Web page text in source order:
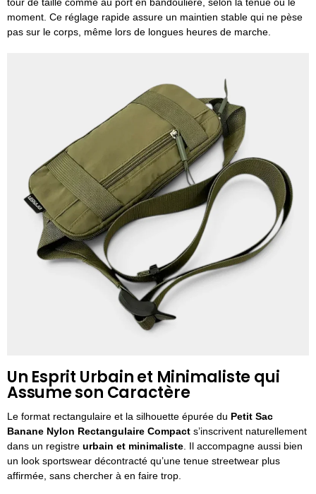
moment. Ce réglage rapide assure un maintien stable qui ne pèse
pas sur le corps, même lors de longues heures de marche.
Un Esprit Urbain et Minimaliste qui
Assume son Caractère
Le format rectangulaire et la silhouette épurée du Petit Sac
Banane Nylon Rectangulaire Compact s’inscrivent naturellement
dans un registre urbain et minimaliste . Il accompagne aussi bien
un look sportswear décontracté qu’une tenue streetwear plus
affirmée, sans chercher à en faire trop.